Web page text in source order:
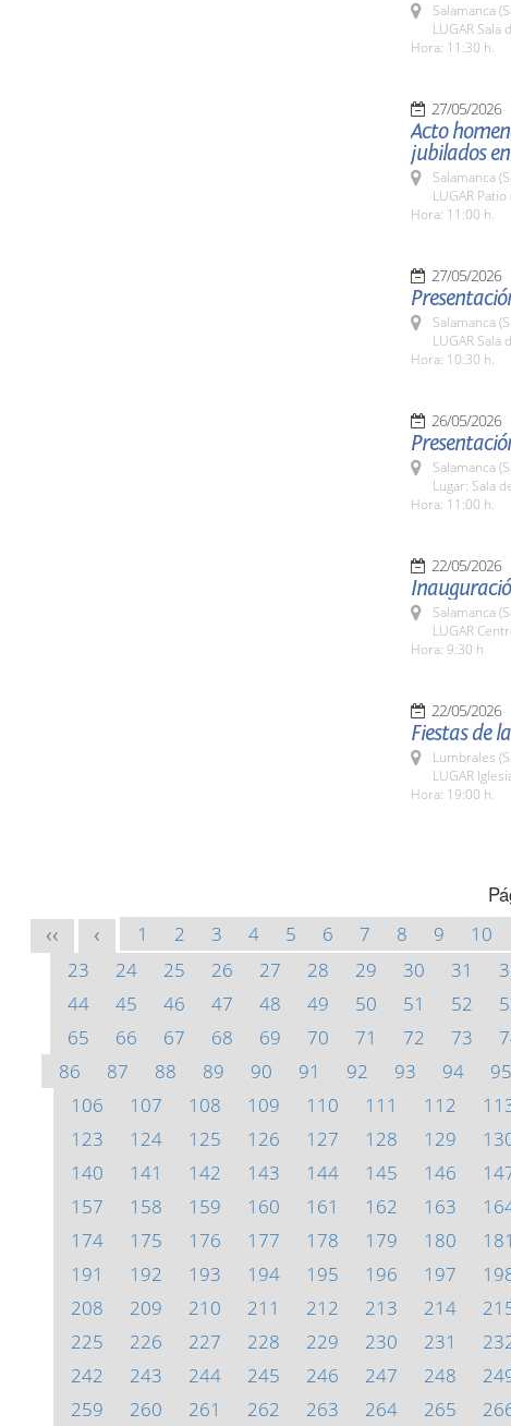
Salamanca
LUGAR Sala
Hora: 11:30 h.
27/05/2026
Acto
jubilados
Salamanca
LUGAR
Hora: 11:00 h.
27/05/2026
Salamanca
LUGAR Sala
Hora: 10:30 h.
26/05/2026
Salamanca
Lugar: Sala
Hora: 11:00 h.
22/05/2026
Salamanca
LUGAR
Hora: 9:30 h
22/05/2026
Fiestas de
Lumbrales
LUGAR
Hora: 19:00 h.
<< < 1 2 3 4 5 6 7 8 9 10
23
24 25 26 27 28 29 30 31
44
45 46 47 48 49 50 51 52
65
66 67 68 69 70 71 72 73
86
87 88 89 90 91 92 93 94 95
106
107 108 109 110 111 112
123
124 125 126 127 128 129
140
141 142 143 144 145 146
157
158 159 160 161 162 163
174
175 176 177 178 179 180 181
191
192 193 194 195 196 197
208
209 210 211 212 213 214
225
226 227 228 229 230 231
242
243 244 245 246 247 248
259
260 261 262 263 264 265